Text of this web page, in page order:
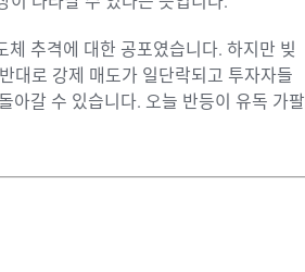
추격에 대한 공포였습니다. 하지만 빚
대로 강제 매도가 일단락되고 투자자들
아갈 수 있습니다. 오늘 반등이 유독 가팔